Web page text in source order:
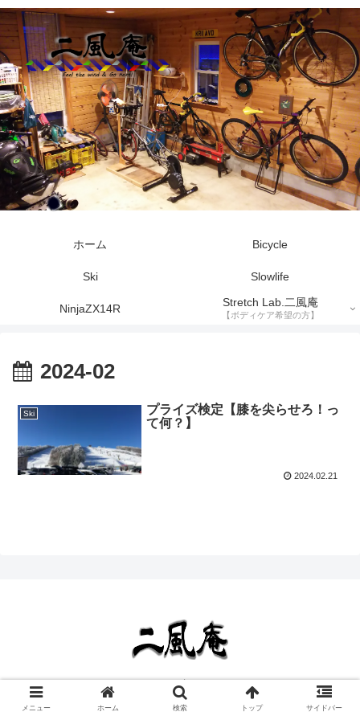
ホーム Bicycle
Ski Slowlife
NinjaZX14R Stretch Lab.二風庵
【ボディケア希望の方】
2024-02
Ski
プライズ検定【膝を尖らせろ！っ
て何？】
2024.02.21
Copyright © 2020 二風庵 All Rights Reserved.
メニュー ホーム 検索 トップ サイドバー